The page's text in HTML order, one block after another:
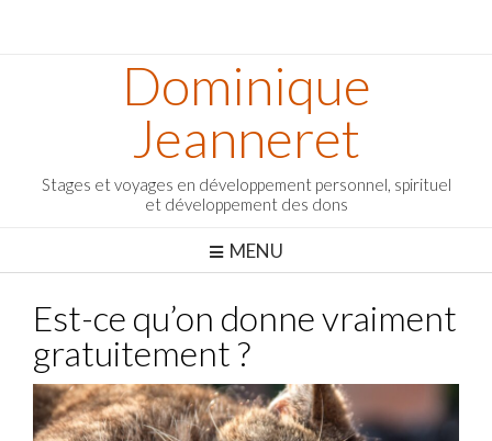
Dominique
Jeanneret
Stages et voyages en développement personnel, spirituel
et développement des dons
MENU
Est-ce qu’on donne vraiment
gratuitement ?